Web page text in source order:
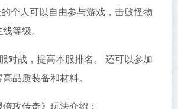
个人可以自由参与游戏，击败怪物
等级。
对战，提高本服排名。 还可以参加
品质装备和材料。
倍攻传奇》玩法介绍：